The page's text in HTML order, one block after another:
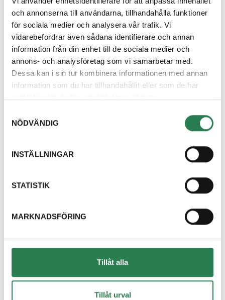
och annonserna till användarna, tillhandahålla funktioner
för sociala medier och analysera vår trafik. Vi
vidarebefordrar även sådana identifierare och annan
information från din enhet till de sociala medier och
annons- och analysföretag som vi samarbetar med.
Dessa kan i sin tur kombinera informationen med annan
information som du har tillhandahållit eller som de har
NÖDVÄNDIG
INSTÄLLNINGAR
STATISTIK
MARKNADSFÖRING
Tillåt alla
Tillåt urval
att upptäcka i tid.
Undvik att besöka Återbruket under perioder när
antalet besökare är större än vanligt. Till exempel på
lördagar, söndagar och långhelger.
Visa omtanke för varandra och stressa inte.
Hittar du inte svar
på din fråga?
Välkommen att kontakta oss, vi finns här för
att hjälpa dig och svara på dina frågor.